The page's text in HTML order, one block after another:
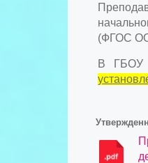
(ФГОС
В ГБОУ